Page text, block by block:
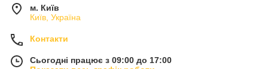
м. Київ
Київ, Україна
Контакти
Сьогодні працює з 09:00 до 17:00